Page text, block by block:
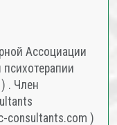
Ассоциации
психотерапии
. Член
consultants.com )